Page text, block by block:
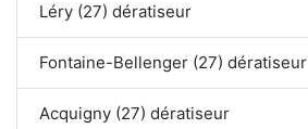
Léry (27) dératiseur
Fontaine-Bellenger (27) dératiseur
Acquigny (27) dératiseur